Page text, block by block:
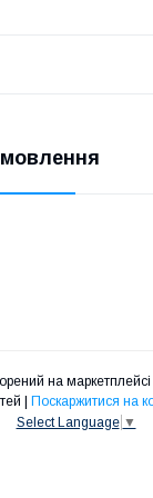
на маркетплейсі
Поскаржитися на
Select Language ▼